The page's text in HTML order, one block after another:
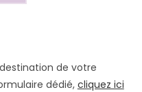
de votre
dédié, cliquez ici